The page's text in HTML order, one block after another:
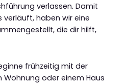
verlassen. Damit
verläuft, haben wir eine
die dir hilft,
frühzeitig mit der
Wohnung oder einem Haus